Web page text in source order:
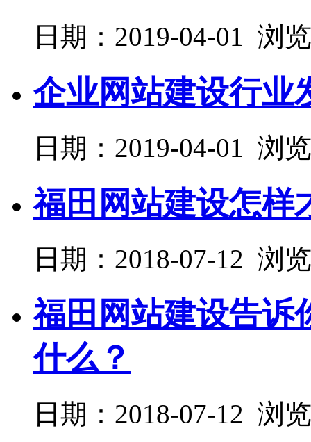
日期：2019-04-01 浏
企业网站建设行业
日期：2019-04-01 浏
福田网站建设怎样
日期：2018-07-12 浏
福田网站建设告诉
什么？
日期：2018-07-12 浏